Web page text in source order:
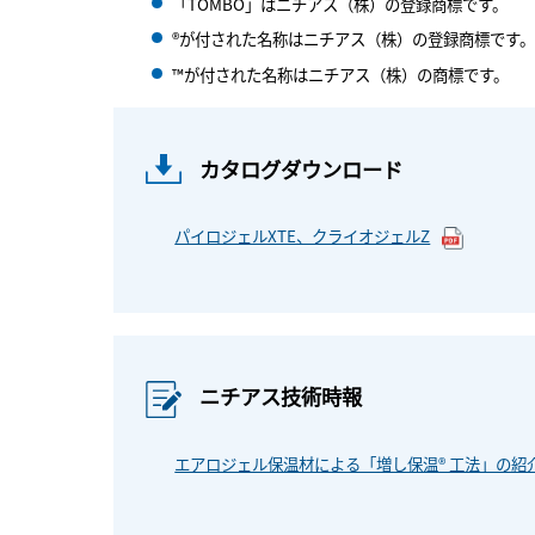
®が付された名称はニチアス（株）の登録商標です。
™が付された名称はニチアス（株）の商標です。
カタログダウンロード
パイロジェルXTE、クライオジェルZ
ニチアス技術時報
エアロジェル保温材による「増し保温® 工法」の紹